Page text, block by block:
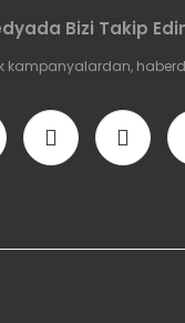
Bizi Takip
kampanyalardan,